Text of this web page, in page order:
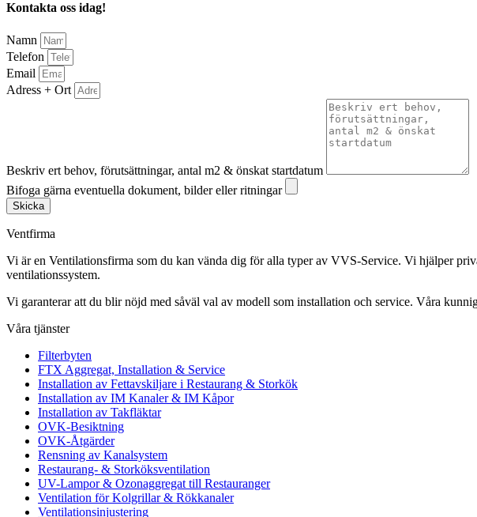
Kontakta oss idag!
Namn
Telefon
Email
Adress + Ort
Beskriv ert behov, förutsättningar, antal m2 & önskat startdatum
Bifoga gärna eventuella dokument, bilder eller ritningar
Skicka
Ventfirma
Vi är en Ventilationsfirma som du kan vända dig för alla typer av VVS-Service. Vi hjälper
ventilationssystem.
Vi garanterar att du blir nöjd med såväl val av modell som installation och service. Våra
Våra tjänster
Filterbyten
FTX Aggregat, Installation & Service
Installation av Fettavskiljare i Restaurang & Storkök
Installation av IM Kanaler & IM Kåpor
Installation av Takfläktar
OVK-Besiktning
OVK-Åtgärder
Rensning av Kanalsystem
Restaurang- & Storköksventilation
UV-Lampor & Ozonaggregat till Restauranger
Ventilation för Kolgrillar & Rökkanaler
Ventilationsinjustering